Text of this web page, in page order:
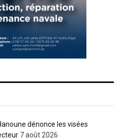
dénonce les visées
7 août 2026